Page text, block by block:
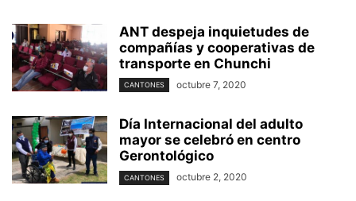
ANT despeja inquietudes de
compañías y cooperativas de
transporte en Chunchi
CANTONES octubre 7, 2020
Día Internacional del adulto
mayor se celebró en centro
Gerontológico
CANTONES octubre 2, 2020